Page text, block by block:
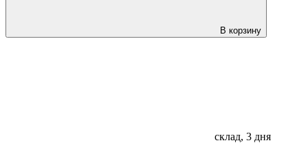
В корзину
склад, 3 дня